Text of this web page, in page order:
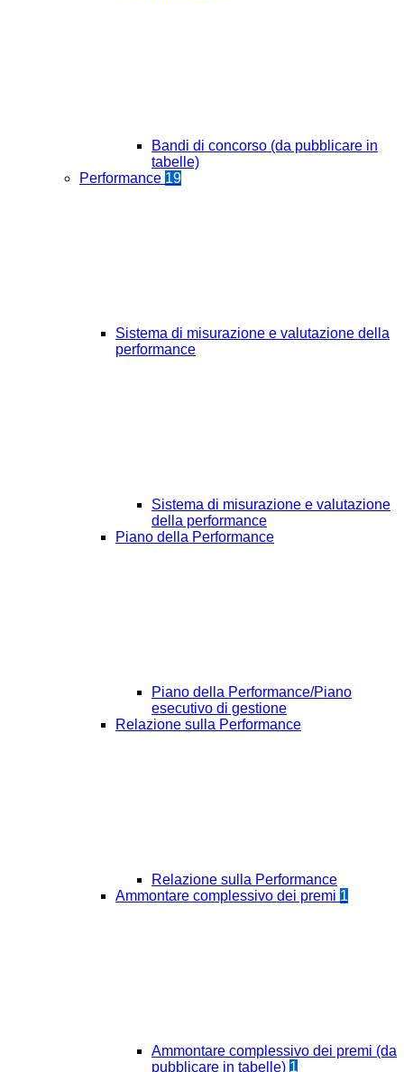
Bandi di concorso (da pubblicare in
tabelle)
Performance 19
Sistema di misurazione e valutazione della
performance
Sistema di misurazione e valutazione
della performance
Piano della Performance
Piano della Performance/Piano
esecutivo di gestione
Relazione sulla Performance
Relazione sulla Performance
Ammontare complessivo dei premi 1
Ammontare complessivo dei premi (da
pubblicare in tabelle) 1